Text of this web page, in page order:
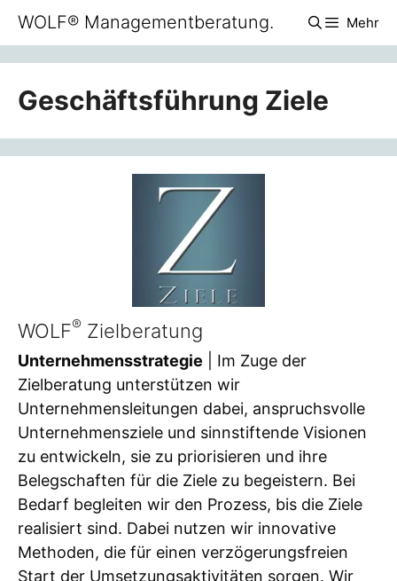
Zum
Inhalt
springen
WOLF® Managementberatung. Mehr
Geschäftsführung Ziele
WOLF® Zielberatung
Unternehmensstrategie | Im Zuge der
Zielberatung unterstützen wir
Unternehmensleitungen dabei, anspruchsvolle
Unternehmensziele und sinnstiftende Visionen
zu entwickeln, sie zu priorisieren und ihre
Belegschaften für die Ziele zu begeistern. Bei
Bedarf begleiten wir den Prozess, bis die Ziele
realisiert sind. Dabei nutzen wir innovative
Methoden, die für einen verzögerungsfreien
Start der Umsetzungsaktivitäten sorgen. Wir